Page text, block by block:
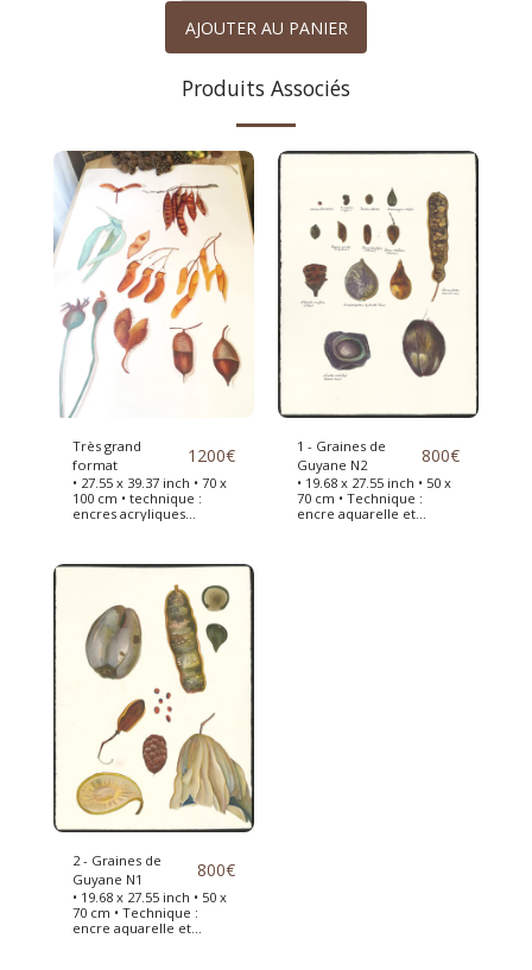
AJOUTER AU PANIER
Produits Associés
Très grand
format
1200€
• 27.55 x 39.37 inch • 70 x
100 cm • technique :
encres acryliques
graines ramassées au
format de graines de
France me permettra de
financer mon prochain
voyage en Amérique
centrale.
1 - Graines de
Guyane N2
800€
• 19.68 x 27.55 inch • 50 x
70 cm • Technique :
encre aquarelle et
2 - Graines de
Guyane N1
800€
• 19.68 x 27.55 inch • 50 x
70 cm • Technique :
encre aquarelle et